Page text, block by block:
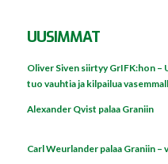
UUSIMMAT
Oliver Siven siirtyy GrIFK:hon –
tuo vauhtia ja kilpailua
Alexander Qvist palaa Graniin
Carl Weurlander palaa Graniin